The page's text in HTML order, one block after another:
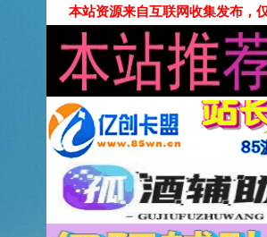
本站资源来自互联网收集发布，